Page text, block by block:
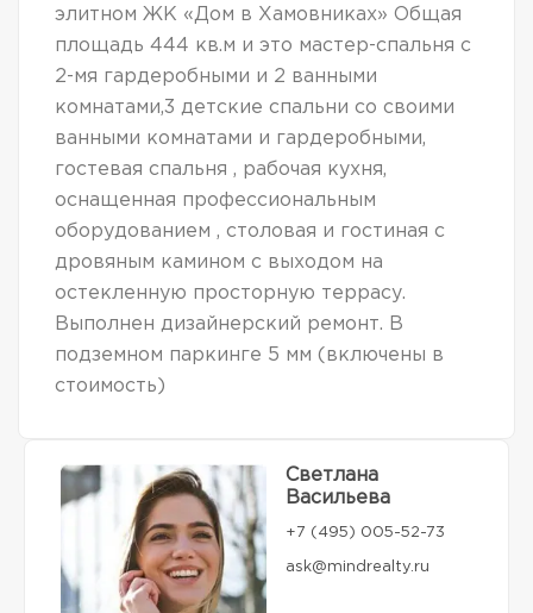
элитном ЖК «Дом в Хамовниках» Общая
площадь 444 кв.м и это мастер-спальня с
2-мя гардеробными и 2 ванными
комнатами,3 детские спальни со своими
ванными комнатами и гардеробными,
гостевая спальня , рабочая кухня,
оснащенная профессиональным
оборудованием , столовая и гостиная с
дровяным камином с выходом на
остекленную просторную террасу.
Выполнен дизайнерский ремонт. В
подземном паркинге 5 мм (включены в
стоимость)
Светлана
Васильева
+7 (495) 005-52-73
ask@mindrealty.ru